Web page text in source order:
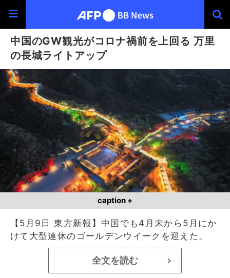
中国のGW観光がコロナ禍前を上回る 万里
の長城ライトアップ
caption +
【5月9日 東方新報】中国でも4月末から5月にか
けて大型連休のゴールデンウイークを迎えた。
全文を読む >